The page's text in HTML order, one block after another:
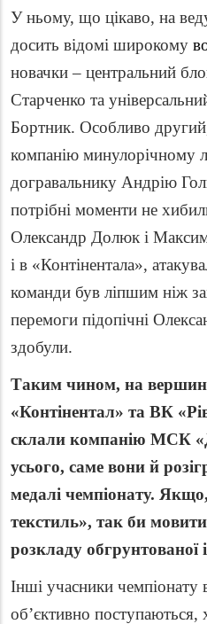
У ньому, що цікаво, на
досить відомі широкому
новачки – центральний
Старченко та
Бортник. Особливо
компанію минулорічному
догравальнику Андрію
потрібні моменти не
Олександр Долюк і
і в «Контінентала»,
команди був ліпшим ніж
перемоги підопічні
здобули.
Таким чином, на вершині
«Контінентал» та ВК
склали компанію МСК
усього, саме вони й
медалі чемпіонату.
текстиль», так би
розкладу
Інші учасники чемпіонату
об’єктивно поступаються,